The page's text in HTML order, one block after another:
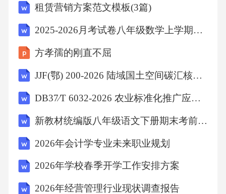
“去远即相忘，归近不可忍”，以极简语言写骨肉
深情，字字瘦劲如老松。
陈与义：简淡蕴藉，意境清远代表作《登岳阳
楼》“白头吊古风霜里，老木沧波无限悲”，于苍
凉中见沉郁，承江西派而融山水情。江西诗派
经典作品赏析04《登快阁》赏析
创作背景与情感基调黄庭坚任泰和知县时作此
诗，傍晚登快阁所见“落木千山天远大，澄江一
道月分明”，寄寓官场失意与归乡之愿。
租赁营销方案范文模板(3篇)
2025-2026月考试卷八年级数学上学期期末押题卷（浙教版）（原卷版）
方孝孺的刚直不屈
JJF(鄂) 200-2026 陆域国土空间碳汇核算计量规程
DB37∕T 6032-2026 农业标准化推广应用服务规范
新教材统编版八年级语文下册期末考前划重点知识清单
2026年会计学专业未来职业规划
2026年学校春季开学工作安排方案
2026年经营管理行业现状调查报告